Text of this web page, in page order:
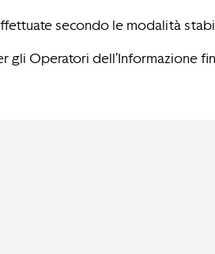
secondo le modalità
Operatori dell’Informazione